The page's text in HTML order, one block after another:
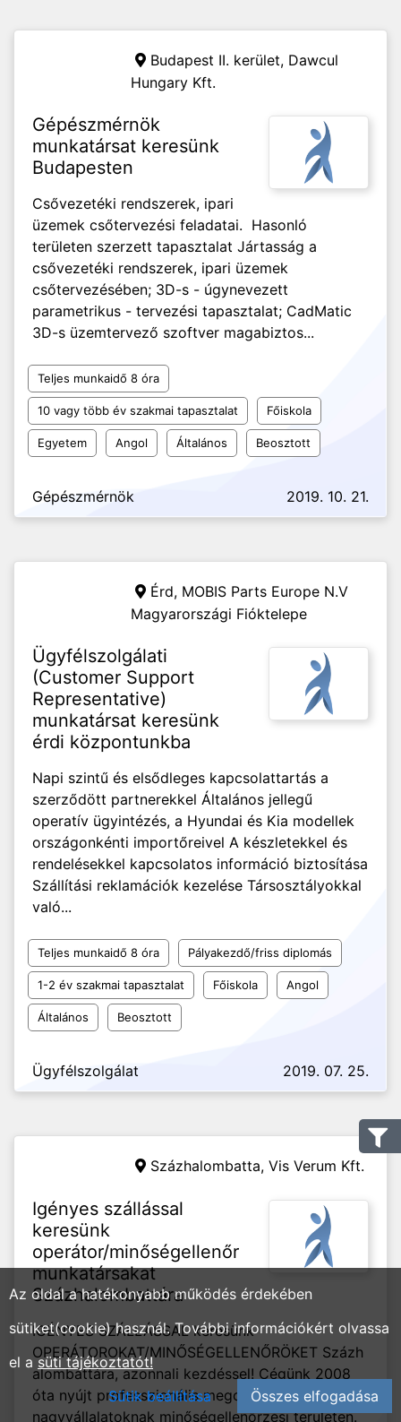
Budapest II. kerület, Dawcul
Hungary Kft.
Gépészmérnök
munkatársat keresünk
Budapesten
Csővezetéki rendszerek, ipari
üzemek csőtervezési feladatai. Hasonló
területen szerzett tapasztalat Jártasság a
csővezetéki rendszerek, ipari üzemek
csőtervezésében; 3D-s - úgynevezett
parametrikus - tervezési tapasztalat; CadMatic
3D-s üzemtervező szoftver magabiztos...
Teljes munkaidő 8 óra
10 vagy több év szakmai tapasztalat Főiskola
Egyetem Angol Általános Beosztott
Gépészmérnök 2019. 10. 21.
Érd, MOBIS Parts Europe N.V
Magyarországi Fióktelepe
Ügyfélszolgálati
(Customer Support
Representative)
munkatársat keresünk
érdi központunkba
Napi szintű és elsődleges kapcsolattartás a
szerződött partnerekkel Általános jellegű
operatív ügyintézés, a Hyundai és Kia modellek
országonkénti importőreivel A készletekkel és
rendelésekkel kapcsolatos információ biztosítása
Szállítási reklamációk kezelése Társosztályokkal
való...
Teljes munkaidő 8 óra Pályakezdő/friss diplomás
1-2 év szakmai tapasztalat Főiskola Angol
Általános Beosztott
Ügyfélszolgálat 2019. 07. 25.
Százhalombatta, Vis Verum Kft.
Igényes szállással
keresünk
operátor/minőségellenőr
munkatársakat
Százhalombattára
IGÉNYES SZÁLLÁSSAL keresünk
OPERÁTOROKAT/MINŐSÉGELLENŐRÖKET Százh
alombattára, azonnali kezdéssel! Cégünk 2008
óta nyújt professzionális megoldást a megbízó
nagyvállalatoknak minőségellenőrzési területen.
Az oldal a hatékonyabb működés érdekében
sütiket(cookie) használ. További információkért olvassa
el asüti tájékoztatót!
Sütik beállítása
Összes elfogadása